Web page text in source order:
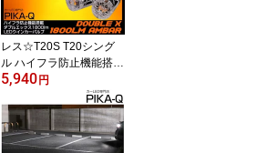
レス☆T20S T20シング
ル ハイフラ防止機能搭載
ポン付け 抵抗いらない T
20シングル XXダブル
エックス1800 LEDウイ
ンカーバルブ LEDカラ
ー：アンバー 明るさ：
5,940円